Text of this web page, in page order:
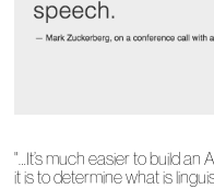
"…It’s much easier to build
it is to determine what is